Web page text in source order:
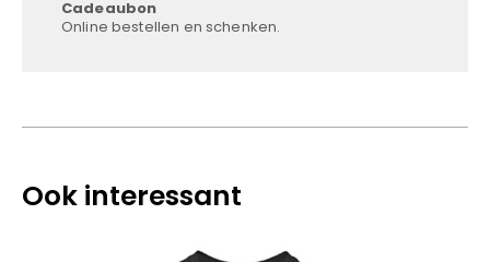
Cadeaubon
Online bestellen en schenken.
Ook interessant